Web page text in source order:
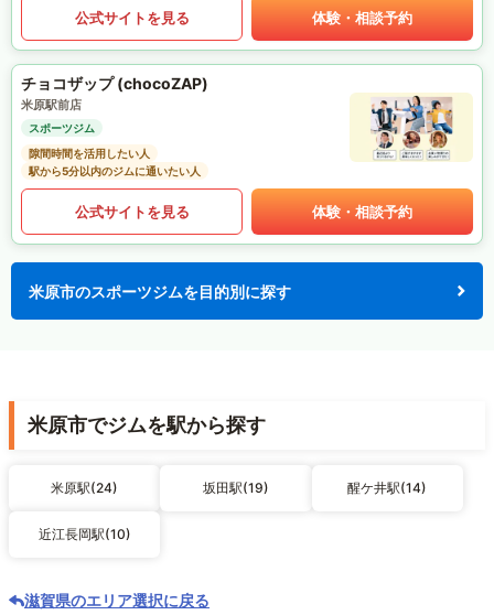
公式サイトを見る 体験・相談予約
チョコザップ (chocoZAP)
米原駅前店
スポーツジム
隙間時間を活用したい人
駅から5分以内のジムに通いたい人
公式サイトを見る 体験・相談予約
米原市のスポーツジムを目的別に探す
米原市でジムを駅から探す
米原駅(24) 坂田駅(19) 醒ケ井駅(14)
近江長岡駅(10)
滋賀県のエリア選択に戻る